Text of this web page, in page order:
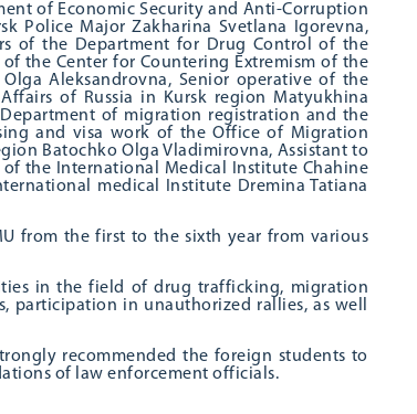
of Economic Security and Anti-Corruption
Police Major Zakharina Svetlana Igorevna,
of the Department for Drug Control of the
the Center for Countering Extremism of the
Aleksandrovna, Senior operative of the
of Russia in Kursk region Matyukhina
of migration registration and the
and visa work of the Office of Migration
Batochko Olga Vladimirovna, Assistant to
the International Medical Institute Chahine
medical Institute Dremina Tatiana
from the first to the sixth year from various
in the field of drug trafficking, migration
participation in unauthorized rallies, as well
recommended the foreign students to
of law enforcement officials.